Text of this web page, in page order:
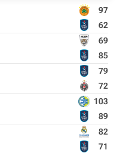
97
62
69
85
79
72
103
89
82
71